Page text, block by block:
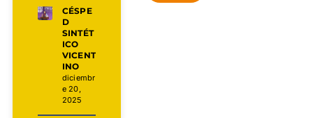
CÉSPE
D
SINTÉT
ICO
VICENT
INO
diciembr
e 20,
2025